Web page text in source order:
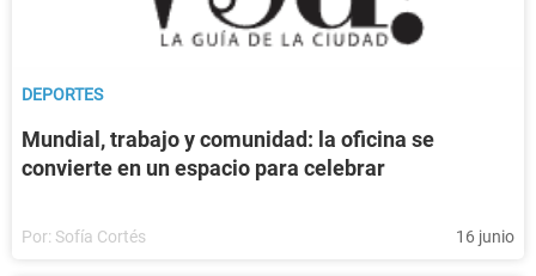
DEPORTES
Mundial, trabajo y comunidad: la oficina se
convierte en un espacio para celebrar
Por: Sofía Cortés 16 junio